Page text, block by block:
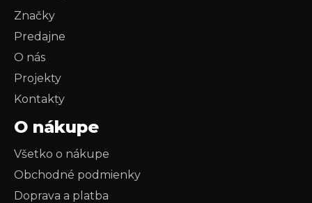
Značky
Predajne
O nás
Projekty
Kontakty
O nákupe
Všetko o nákupe
Obchodné podmienky
Doprava a platba